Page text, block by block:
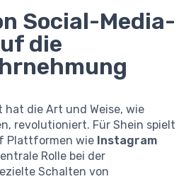
Social-Media-
die
hat die Art und Weise, wie
revolutioniert. Für Shein spielt
Plattformen wie Instagram
Rolle bei der
Schalten von